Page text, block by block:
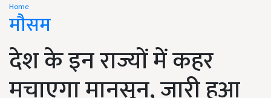
Home
मौसम
देश के इन राज्यों में कहर